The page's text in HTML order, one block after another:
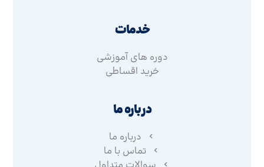
خدمات
دوره های آموزشی
خرید اقساطی
درباره ما
درباره ما
تماس با ما